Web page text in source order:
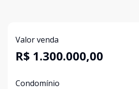
Valor venda
R$ 1.300.000,00
Condomínio